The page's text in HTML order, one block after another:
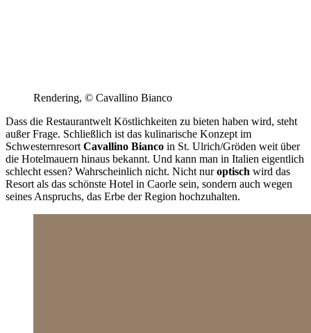
Rendering, © Cavallino Bianco
Dass die Restaurantwelt Köstlichkeiten zu bieten haben wird, steht
außer Frage. Schließlich ist das kulinarische Konzept im
Schwesternresort Cavallino Bianco in St. Ulrich/Gröden weit über
die Hotelmauern hinaus bekannt. Und kann man in Italien eigentlich
schlecht essen? Wahrscheinlich nicht. Nicht nuroptisch wird das
Resort als das schönste Hotel in Caorle sein, sondern auch wegen
seines Anspruchs, das Erbe der Region hochzuhalten.